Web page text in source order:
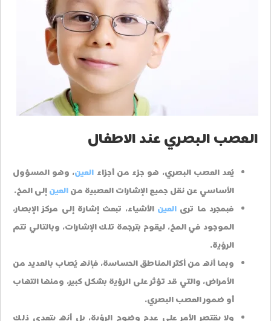
العصب البصري عند الاطفال
يُعد العصب البصري، هو جزء من أجزاءالعين، وهو المسؤول
الأساسي عن نقل جميع الإشارات العصبية منالعينإلى المخ.
فبمجرد ما ترىالعينالأشياء، تبعث إشارة إلى مركز الإبصار،
الموجود في المخ، ليقوم بترجمة تلك الإشارات، وبالتالي تتم
الرؤية.
وبما أنه من أكثر المناطق الحساسة، فإنه يُصاب بالعديد من
الأمراض، والتي قد تؤثر على الرؤية بشكل كبير، ومنها التهاب
أو ضمور العصب البصري.
ولا يقتصر الأمر على عدم وضوح الرؤية، بل أنه يتعدى ذلك